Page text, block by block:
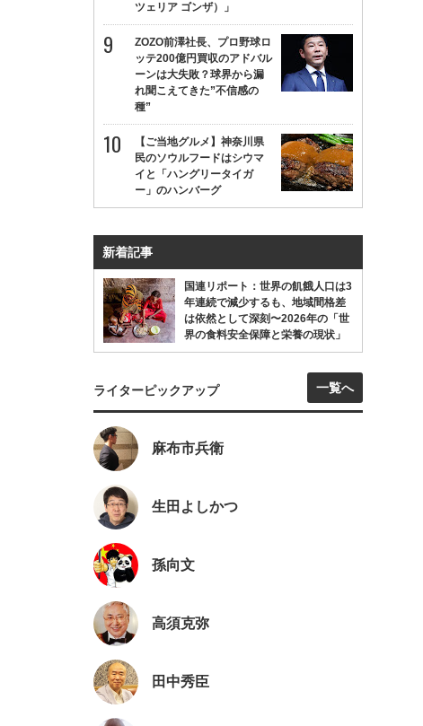
ツェリア ゴンザ）」
ZOZO前澤社長、プロ野球ロ
ッテ200億円買収のアドバル
ーンは大失敗？球界から漏
れ聞こえてきた”不信感の
種”
【ご当地グルメ】神奈川県
民のソウルフードはシウマ
イと「ハングリータイガ
ー」のハンバーグ
新着記事
国連リポート：世界の飢餓人口は3
年連続で減少するも、地域間格差
は依然として深刻〜2026年の「世
界の食料安全保障と栄養の現状」
ライターピックアップ 一覧へ
麻布市兵衛
生田よしかつ
孫向文
高須克弥
田中秀臣